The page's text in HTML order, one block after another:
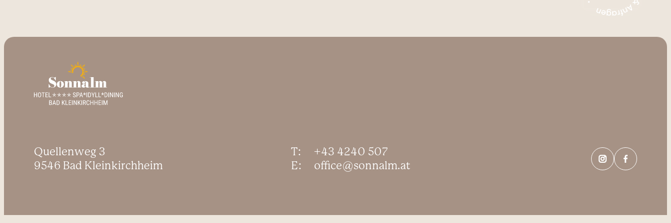
Quellenweg 3
9546 Bad Kleinkirchheim
T:
+43 4240 507
E:
office@sonnalm.at